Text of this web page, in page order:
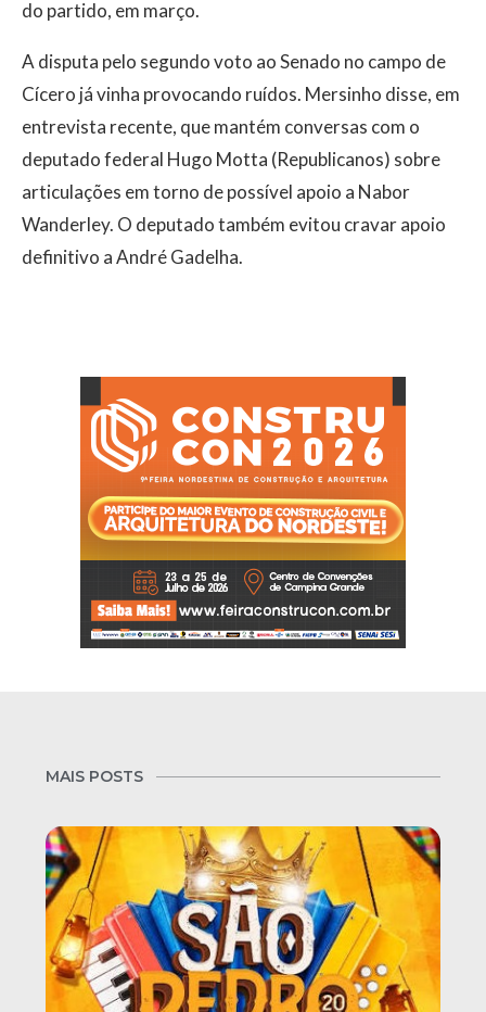
do partido, em março.
A disputa pelo segundo voto ao Senado no campo de
Cícero já vinha provocando ruídos. Mersinho disse, em
entrevista recente, que mantém conversas com o
deputado federal Hugo Motta (Republicanos) sobre
articulações em torno de possível apoio a Nabor
Wanderley. O deputado também evitou cravar apoio
definitivo a André Gadelha.
MAIS POSTS